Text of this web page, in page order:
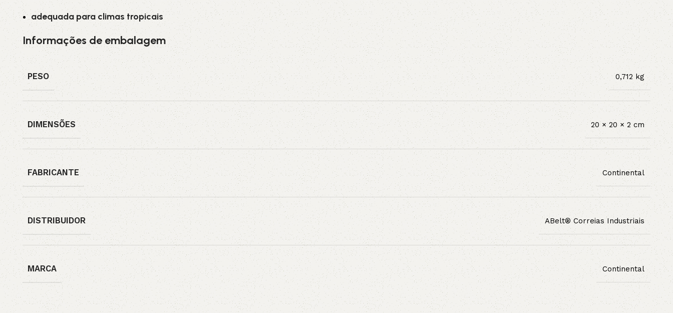
adequada para climas tropicais
Informações de embalagem
PESO 0,712 kg
DIMENSÕES 20 × 20 × 2 cm
FABRICANTE Continental
DISTRIBUIDOR ABelt® Correias Industriais
MARCA Continental